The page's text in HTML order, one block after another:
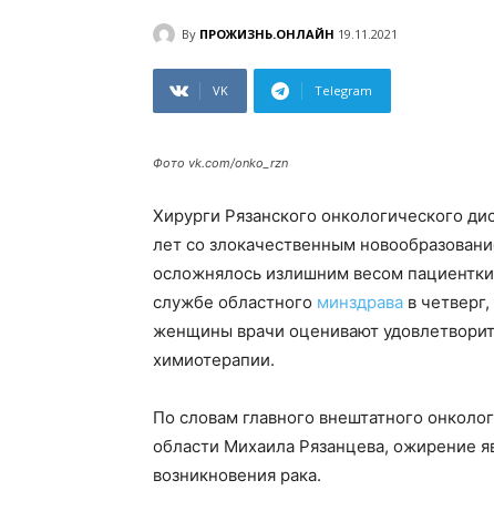
By ПРОЖИЗНЬ.ОНЛАЙН 19.11.2021
VK Telegram
Фото vk.com/onko_rzn
Хирурги Рязанского онкологического
лет со злокачественным
осложнялось излишним весом
службе областного минздрава в
женщины врачи оценивают
химиотерапии.
По словам главного внештатного
области Михаила Рязанцева, ожирение
возникновения рака.